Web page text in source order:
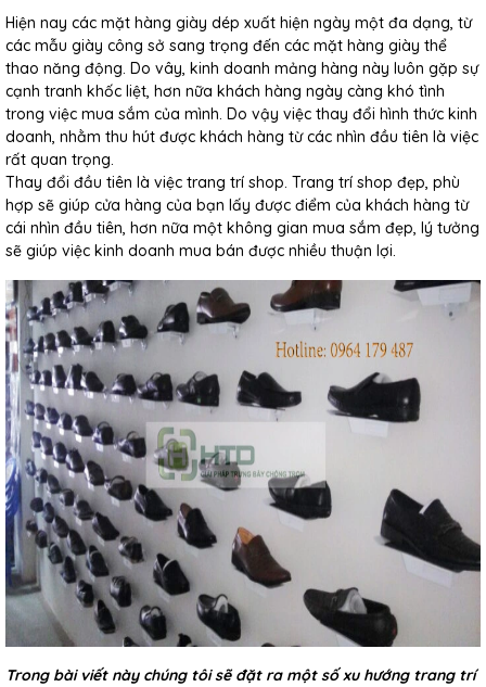
Hiện nay các mặt hàng giày dép xuất hiện ngày một đa dạng, từ
các mẫu giày công sở sang trọng đến các mặt hàng giày thể
thao năng động. Do vây, kinh doanh mảng hàng này luôn gặp sự
cạnh tranh khốc liệt, hơn nữa khách hàng ngày càng khó tình
trong việc mua sắm của mình. Do vậy việc thay đổi hình thức kinh
doanh, nhằm thu hút được khách hàng từ các nhìn đầu tiên là việc
rất quan trọng.
Thay đổi đầu tiên là việc trang trí shop. Trang trí shop đẹp, phù
hợp sẽ giúp cửa hàng của bạn lấy được điểm của khách hàng từ
cái nhìn đầu tiên, hơn nữa một không gian mua sắm đẹp, lý tưởng
sẽ giúp việc kinh doanh mua bán được nhiều thuận lợi.
Trong bài viết này chúng tôi sẽ đặt ra một số xu hướng trang trí